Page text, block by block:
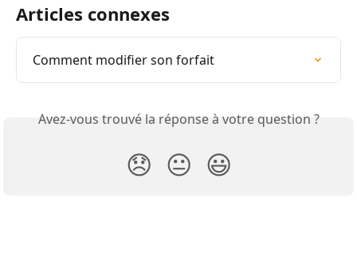
Articles connexes
Comment modifier son forfait
Avez-vous trouvé la réponse à votre question ?
😞 😐 😃